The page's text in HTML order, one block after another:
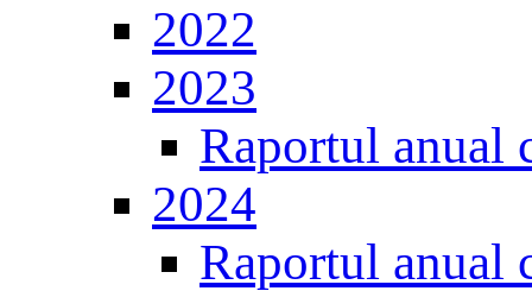
2022
2023
Raportul anual
2024
Raportul anual